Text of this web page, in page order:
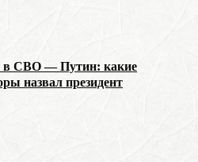
в СВО — Путин: какие
назвал президент